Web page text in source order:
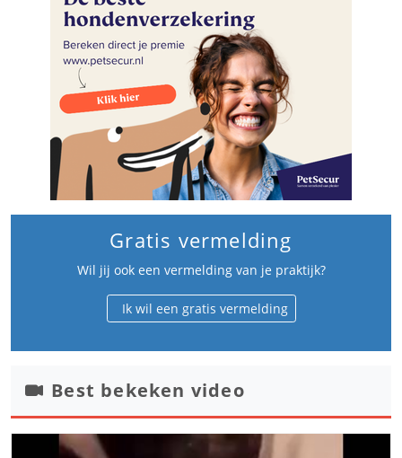
Gratis vermelding
Wil jij ook een vermelding van je praktijk?
Ik wil een gratis vermelding
Best bekeken video